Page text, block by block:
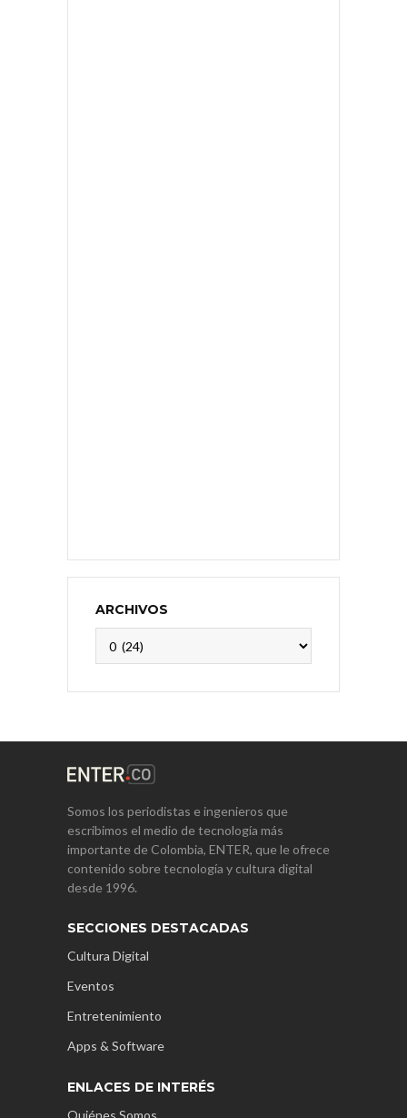
ARCHIVOS
Somos los periodistas e ingenieros que
escribimos el medio de tecnología más
importante de Colombia, ENTER, que le ofrece
contenido sobre tecnología y cultura digital
desde 1996.
SECCIONES DESTACADAS
Cultura Digital
Eventos
Entretenimiento
Apps & Software
ENLACES DE INTERÉS
Quiénes Somos